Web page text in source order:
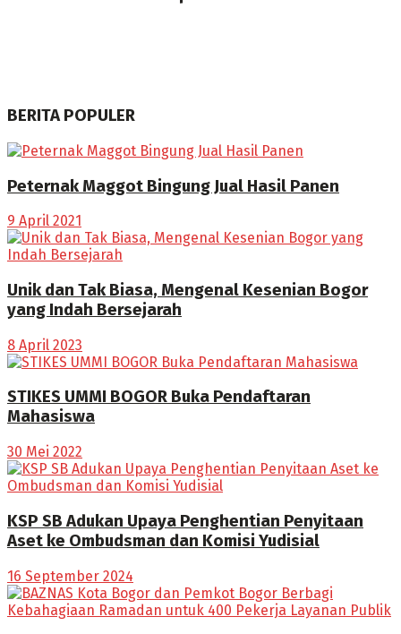
BERITA POPULER
Peternak Maggot Bingung Jual Hasil Panen
9 April 2021
Unik dan Tak Biasa, Mengenal Kesenian Bogor
yang Indah Bersejarah
8 April 2023
STIKES UMMI BOGOR Buka Pendaftaran
Mahasiswa
30 Mei 2022
KSP SB Adukan Upaya Penghentian Penyitaan
Aset ke Ombudsman dan Komisi Yudisial
16 September 2024